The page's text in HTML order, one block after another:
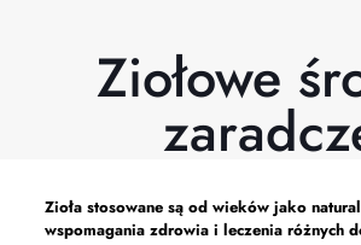
Ziołowe
Zioła stosowane są od wieków jako
wspomagania zdrowia i leczenia różnych